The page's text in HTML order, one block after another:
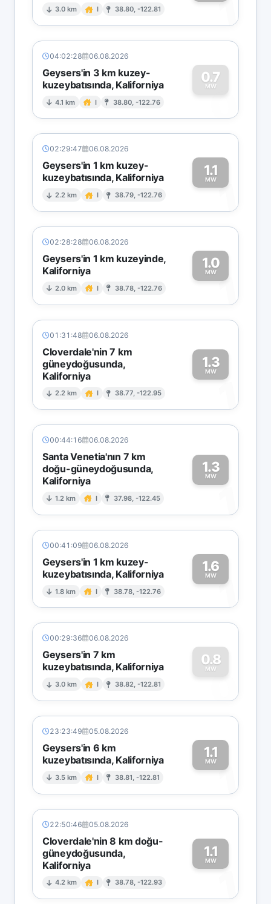
3.0 km I 38.80, -122.81 1
04:02:28 06.08.2026
Geysers'in 3 km kuzey-
kuzeybatısında, Kaliforniya
4.1 km I 38.80, -122.76
0.7
MW
0
02:29:47 06.08.2026
Geysers'in 1 km kuzey-
kuzeybatısında, Kaliforniya
2.2 km I 38.79, -122.76
1.1
MW1
02:28:28 06.08.2026
Geysers'in 1 km kuzeyinde,
Kaliforniya
2.0 km I 38.78, -122.76
1.0
MW1
01:31:48 06.08.2026
Cloverdale'nin 7 km
güneydoğusunda,
Kaliforniya
2.2 km I 38.77, -122.95
1.3
MW
1
00:44:16 06.08.2026
Santa Venetia'nın 7 km
doğu-güneydoğusunda,
Kaliforniya
1.2 km I 37.98, -122.45
1.3
MW
1
00:41:09 06.08.2026
Geysers'in 1 km kuzey-
kuzeybatısında, Kaliforniya
1.8 km I 38.78, -122.76
1.6
MW1
00:29:36 06.08.2026
Geysers'in 7 km
kuzeybatısında, Kaliforniya
3.0 km I 38.82, -122.81
0.8
MW
0
23:23:49 05.08.2026
Geysers'in 6 km
kuzeybatısında, Kaliforniya
3.5 km I 38.81, -122.81
1.1
MW1
22:50:46 05.08.2026
Cloverdale'nin 8 km doğu-
güneydoğusunda,
Kaliforniya
4.2 km I 38.78, -122.93
1.1
MW
1